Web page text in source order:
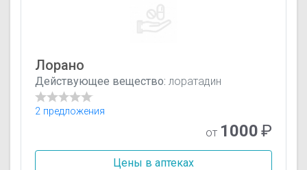
Лорано
Действующее вещество: лоратадин
2 предложения
от 1000₽
Цены в аптеках